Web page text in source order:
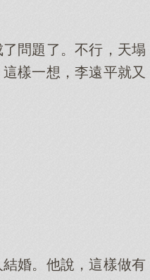
問題了。不行，天塌
樣一想，李遠平就又
婚。他說，這樣做有